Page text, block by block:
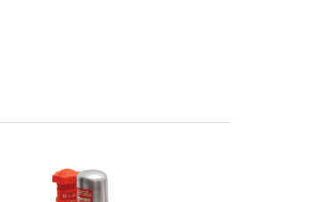
1,135,000.00 đ
COV26R